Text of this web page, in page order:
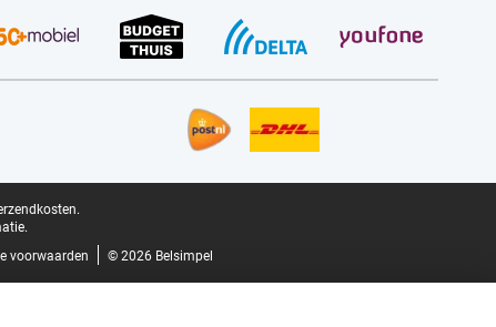
voorwaarden © 2026 Belsimpel